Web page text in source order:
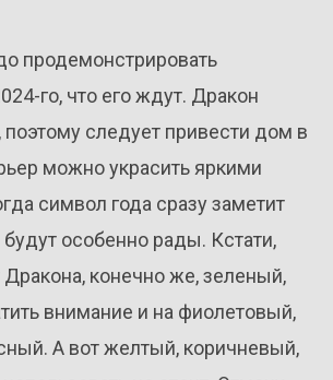
продемонстрировать
го, что его ждут. Дракон
поэтому следует привести дом в
можно украсить яркими
символ года сразу заметит
особенно рады. Кстати,
конечно же, зеленый,
внимание и на фиолетовый,
А вот желтый, коричневый,